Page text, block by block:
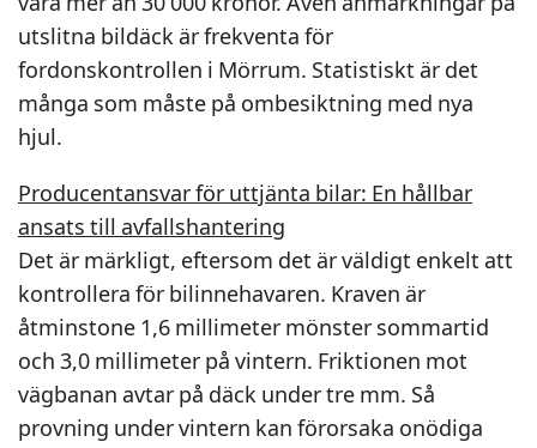
utslitna bildäck är frekventa för
fordonskontrollen i Mörrum. Statistiskt är det
många som måste på ombesiktning med nya
hjul.
Producentansvar för uttjänta bilar: En hållbar
ansats till avfallshantering
Det är märkligt, eftersom det är väldigt enkelt att
kontrollera för bilinnehavaren. Kraven är
åtminstone 1,6 millimeter mönster sommartid
och 3,0 millimeter på vintern. Friktionen mot
vägbanan avtar på däck under tre mm. Så
provning under vintern kan förorsaka onödiga